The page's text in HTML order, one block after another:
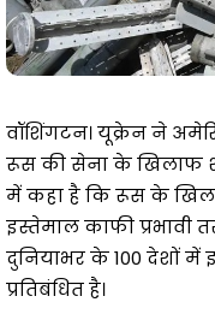
वॉशिंगटन। यूक्रेन ने
रूस की सेना के खिलाफ
में कहा है कि रूस के
इस्तेमाल काफी प्रभावी
दुनियाभर के 100 देशों
प्रतिबंधित है।